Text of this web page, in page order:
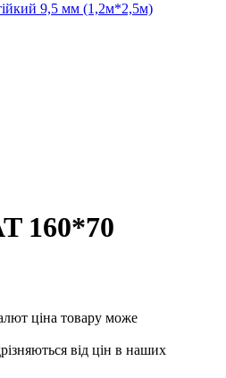
9,5 мм (1,2м*2,5м)
160*70
ціна товару може
від цін в наших